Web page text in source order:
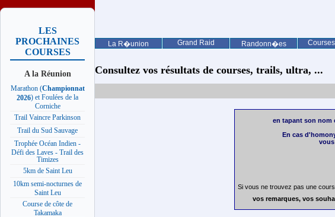
La R�union Grand Raid Randonn�es Courses
LES
PROCHAINES
COURSES
A la Réunion
Marathon (Championnat
2026) et Foulées de la
Corniche
Trail Vaincre Parkinson
Trail du Sud Sauvage
Trophée Océan Indien -
Défi des Laves - Trail des
Timizes
5km de Saint Leu
10km semi-nocturnes de
Saint Leu
Course de côte de
Takamaka
Consultez vos résultats de courses, trails, ultra, ...
en tapant son nom
En cas
vous
Si vous ne trouvez pas une
vos remarques, vos